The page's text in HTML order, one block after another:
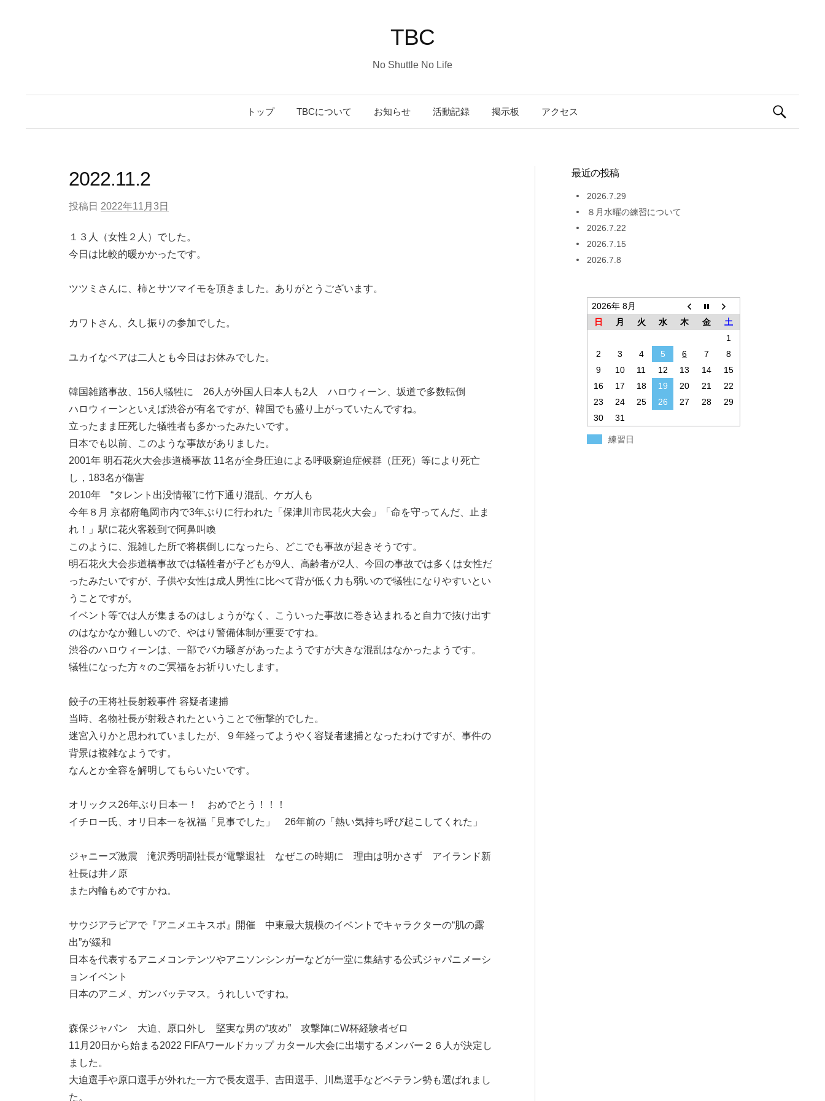
TBC
No Shuttle No Life
プ
トップ TBCについて お知らせ 活動記録 掲示板 アクセス 検
2022.11.2
投稿日 2022年11月3日
１３人（女性２人）でした。
今日は比較的暖かかったです。
ツツミさんに、柿とサツマイモを頂きました。ありがとうございます。
カワトさん、久し振りの参加でした。
ユカイなペアは二人とも今日はお休みでした。
韓国雑踏事故、156人犠牲に 26人が外国人日本人も2人 ハロウィーン、坂道で多数転倒
ハロウィーンといえば渋谷が有名ですが、韓国でも盛り上がっていたんですね。
立ったまま圧死した犠牲者も多かったみたいです。
日本でも以前、このような事故がありました。
2001年 明石花火大会歩道橋事故 11名が全身圧迫による呼吸窮迫症候群（圧死）等により死亡
し，183名が傷害
2010年 “タレント出没情報”に竹下通り混乱、ケガ人も
今年８月 京都府亀岡市内で3年ぶりに行われた「保津川市民花火大会」「命を守ってんだ、止ま
れ！」駅に花火客殺到で阿鼻叫喚
このように、混雑した所で将棋倒しになったら、どこでも事故が起きそうです。
明石花火大会歩道橋事故では犠牲者が子どもが9人、高齢者が2人、今回の事故では多くは女性だ
ったみたいですが、子供や女性は成人男性に比べて背が低く力も弱いので犠牲になりやすいとい
うことですが。
イベント等では人が集まるのはしょうがなく、こういった事故に巻き込まれると自力で抜け出す
のはなかなか難しいので、やはり警備体制が重要ですね。
渋谷のハロウィーンは、一部でバカ騒ぎがあったようですが大きな混乱はなかったようです。
犠牲になった方々のご冥福をお祈りいたします。
餃子の王将社長射殺事件 容疑者逮捕
当時、名物社長が射殺されたということで衝撃的でした。
迷宮入りかと思われていましたが、９年経ってようやく容疑者逮捕となったわけですが、事件の
背景は複雑なようです。
なんとか全容を解明してもらいたいです。
オリックス26年ぶり日本一！ おめでとう！！！
イチロー氏、オリ日本一を祝福「見事でした」 26年前の「熱い気持ち呼び起こしてくれた」
ジャニーズ激震 滝沢秀明副社長が電撃退社 なぜこの時期に 理由は明かさず アイランド新
社長は井ノ原
また内輪もめですかね。
サウジアラビアで『アニメエキスポ』開催 中東最大規模のイベントでキャラクターの“肌の露
出”が緩和
日本を代表するアニメコンテンツやアニソンシンガーなどが一堂に集結する公式ジャパニメーシ
ョンイベント
日本のアニメ、ガンバッテマス。うれしいですね。
森保ジャパン 大迫、原口外し 堅実な男の“攻め” 攻撃陣にW杯経験者ゼロ
11月20日から始まる2022 FIFAワールドカップ カタール大会に出場するメンバー２６人が決定し
ました。
大迫選手や原口選手が外れた一方で長友選手、吉田選手、川島選手などベテラン勢も選ばれまし
た。
最近の投稿
2026.7.29
８月水曜の練習について
2026.7.22
2026.7.15
2026.7.8
2026年 8月
日
月 火 水 木 金
土
1
2
3 4 5 6 7
8
9
10 11 12 13 14
15
16
17 18 19 20 21
22
23
24 25 26 27 28
29
30
31
練習日